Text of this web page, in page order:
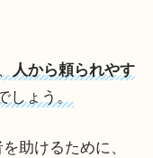
人から頼られやす
しょう。
助けるために、